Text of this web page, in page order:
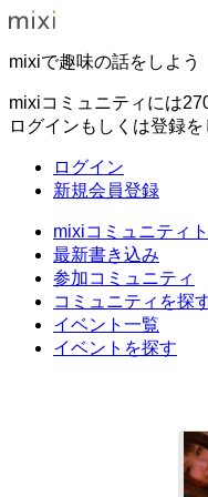
mixiで趣味の話をしよう
mixiコミュニティには
ログインもしくは登録
ログイン
新規会員登録
mixiコミュニティ
最新書き込み
参加コミュニティ
コミュニティを探
イベント一覧
イベントを探す